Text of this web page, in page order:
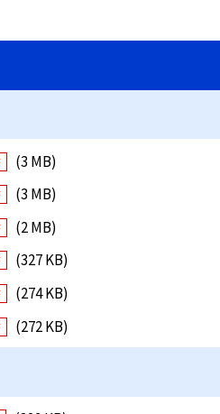
(3 MB)
(3 MB)
(2 MB)
(327 KB)
(274 KB)
(272 KB)